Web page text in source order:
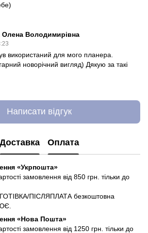
Володимирівна
використаний для мого планера.
новорічний вигляд) Дякую за такі
Написати відгук
Доставка Оплата
«Укрпошта»
замовлення від 850 грн. тільки до
ПІСЛЯПЛАТА безкоштовна
«Нова Пошта»
замовлення від 1250 грн. тільки до